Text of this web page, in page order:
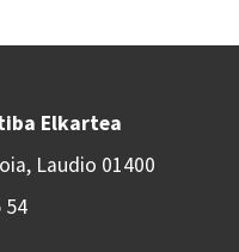
Elkartea
Laudio 01400
54